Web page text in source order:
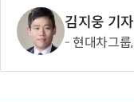
김지웅 기자
현대차그룹,